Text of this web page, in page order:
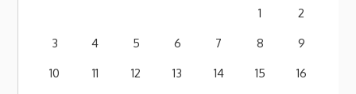
1
2
3
4 5 6 7 8
9
10
11 12 13 14 15
16